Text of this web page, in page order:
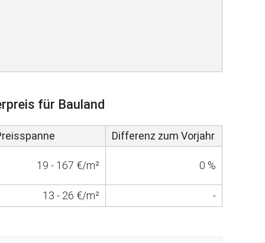
für Bauland
Differenz zum Vorjahr
19 - 167 €/m² 0 %
13 - 26 €/m² -